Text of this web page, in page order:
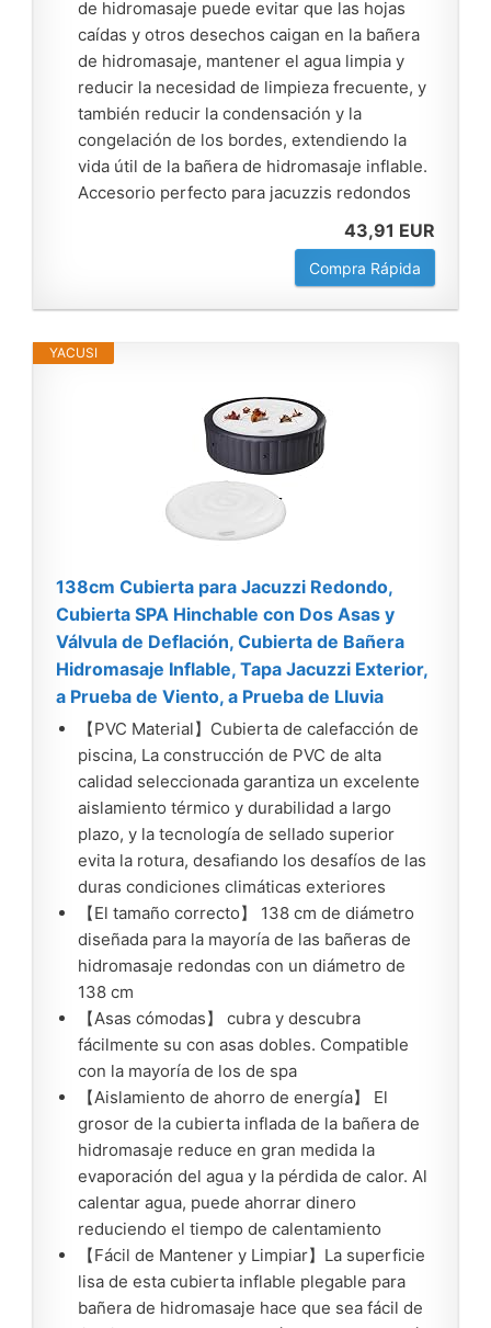
de hidromasaje puede evitar que las hojas
caídas y otros desechos caigan en la bañera
de hidromasaje, mantener el agua limpia y
reducir la necesidad de limpieza frecuente, y
también reducir la condensación y la
congelación de los bordes, extendiendo la
vida útil de la bañera de hidromasaje inflable.
Accesorio perfecto para jacuzzis redondos
43,91 EUR
Compra Rápida
YACUSI
138cm Cubierta para Jacuzzi Redondo,
Cubierta SPA Hinchable con Dos Asas y
Válvula de Deflación, Cubierta de Bañera
Hidromasaje Inflable, Tapa Jacuzzi Exterior,
a Prueba de Viento, a Prueba de Lluvia
【PVC Material】Cubierta de calefacción de
piscina, La construcción de PVC de alta
calidad seleccionada garantiza un excelente
aislamiento térmico y durabilidad a largo
plazo, y la tecnología de sellado superior
evita la rotura, desafiando los desafíos de las
duras condiciones climáticas exteriores
【El tamaño correcto】 138 cm de diámetro
diseñada para la mayoría de las bañeras de
hidromasaje redondas con un diámetro de
138 cm
【Asas cómodas】 cubra y descubra
fácilmente su con asas dobles. Compatible
con la mayoría de los de spa
【Aislamiento de ahorro de energía】 El
grosor de la cubierta inflada de la bañera de
hidromasaje reduce en gran medida la
evaporación del agua y la pérdida de calor. Al
calentar agua, puede ahorrar dinero
reduciendo el tiempo de calentamiento
【Fácil de Mantener y Limpiar】La superficie
lisa de esta cubierta inflable plegable para
bañera de hidromasaje hace que sea fácil de